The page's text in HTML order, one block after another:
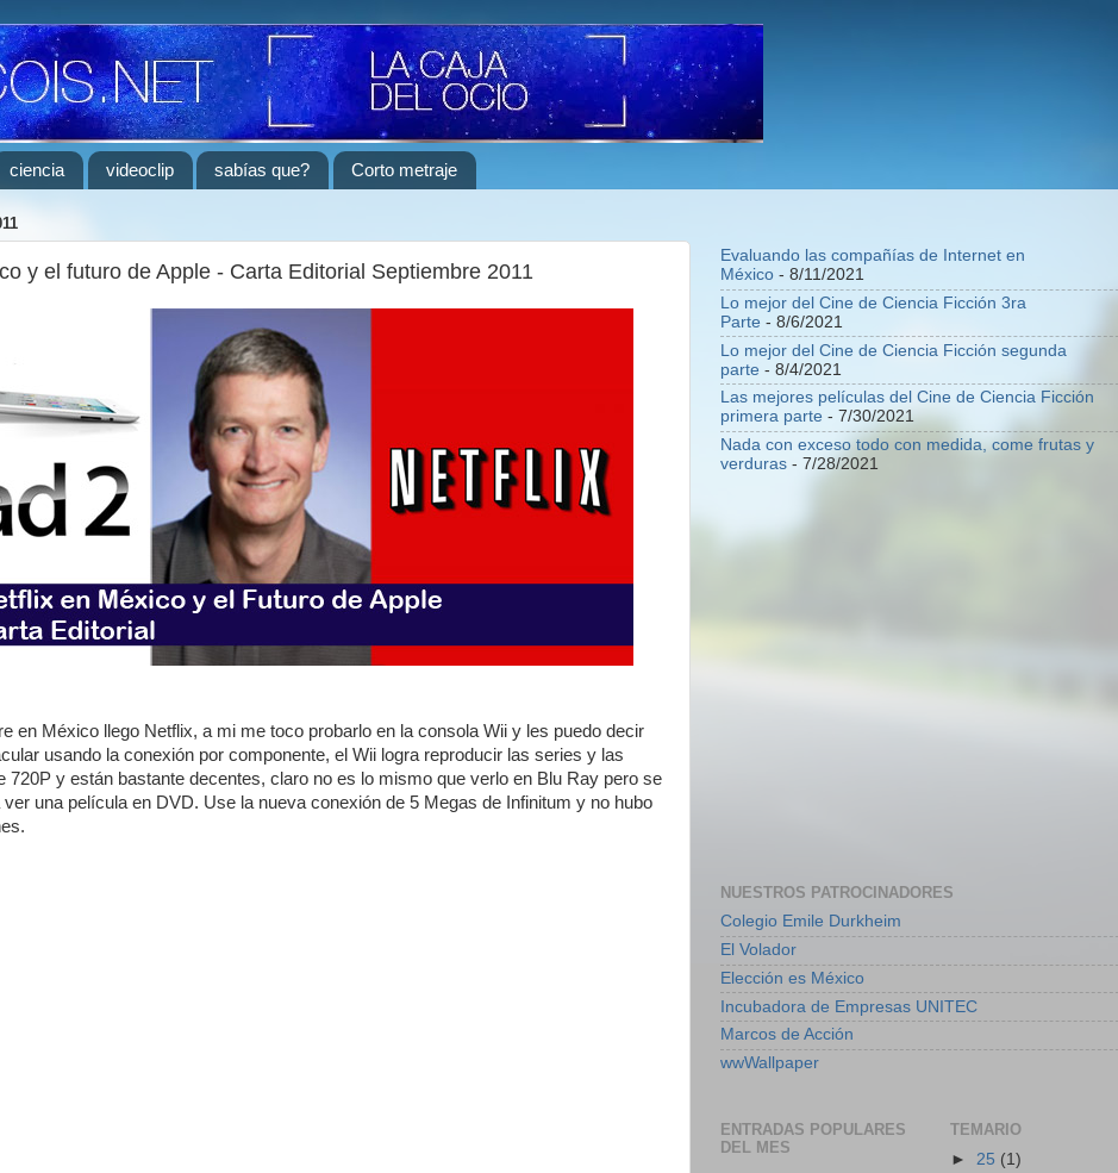
ciencia videoclip sabías que? Corto metraje
y el futuro de Apple - Carta Editorial Septiembre 2011
en México llego Netflix, a mi me toco probarlo en la consola Wii y les puedo decir
usando la conexión por componente, el Wii logra reproducir las series y las
720P y están bastante decentes, claro no es lo mismo que verlo en Blu Ray pero se
una película en DVD. Use la nueva conexión de 5 Megas de Infinitum y no hubo
Evaluando las compañías de Internet en
México - 8/11/2021
Lo mejor del Cine de Ciencia Ficción 3ra
Parte - 8/6/2021
Lo mejor del Cine de Ciencia Ficción segunda
parte - 8/4/2021
Las mejores películas del Cine de Ciencia Ficción
primera parte - 7/30/2021
Nada con exceso todo con medida, come frutas y
verduras - 7/28/2021
NUESTROS PATROCINADORES
Colegio Emile Durkheim
El Volador
Elección es México
Incubadora de Empresas UNITEC
Marcos de Acción
wwWallpaper
ENTRADAS POPULARES
DEL MES
TEMARIO
► 25 (1)